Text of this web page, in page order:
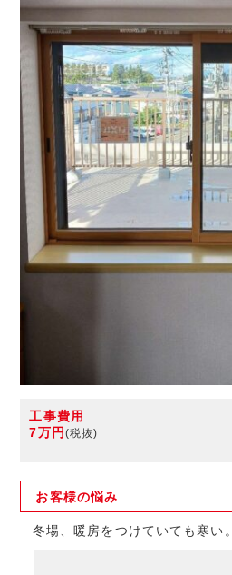
工事費用
7万円 (税抜)
お客様の悩み
冬場、暖房をつけていても寒い。